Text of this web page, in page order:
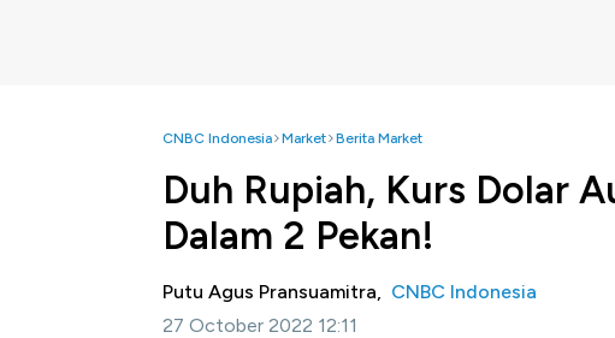
CNBC Indonesia Market Berita Market
Duh Rupiah, Kurs Dolar
Dalam 2 Pekan!
Putu Agus Pransuamitra, CNBC Indonesia
27 October 2022 12:11